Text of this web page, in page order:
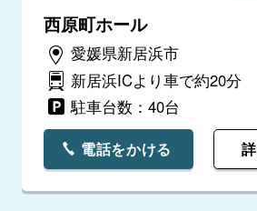
西原町ホール
愛媛県新居浜市
新居浜ICより車で約20分
駐車台数：40台
電話をかける